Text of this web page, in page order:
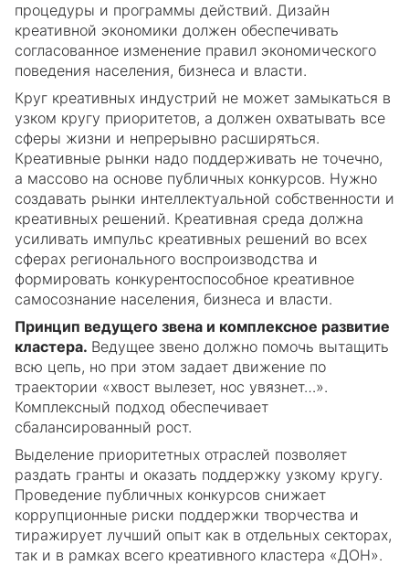
процедуры и программы действий. Дизайн
креативной экономики должен обеспечивать
согласованное изменение правил экономического
поведения населения, бизнеса и власти.
Круг креативных индустрий не может замыкаться в
узком кругу приоритетов, а должен охватывать все
сферы жизни и непрерывно расширяться.
Креативные рынки надо поддерживать не точечно,
а массово на основе публичных конкурсов. Нужно
создавать рынки интеллектуальной собственности и
креативных решений. Креативная среда должна
усиливать импульс креативных решений во всех
сферах регионального воспроизводства и
формировать конкурентоспособное креативное
самосознание населения, бизнеса и власти.
Принцип ведущего звена и комплексное развитие
кластера. Ведущее звено должно помочь вытащить
всю цепь, но при этом задает движение по
траектории «хвост вылезет, нос увязнет…».
Комплексный подход обеспечивает
сбалансированный рост.
Выделение приоритетных отраслей позволяет
раздать гранты и оказать поддержку узкому кругу.
Проведение публичных конкурсов снижает
коррупционные риски поддержки творчества и
тиражирует лучший опыт как в отдельных секторах,
так и в рамках всего креативного кластера «ДОН».